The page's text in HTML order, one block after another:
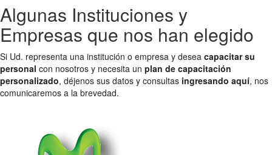
Algunas Instituciones y
Empresas que nos han elegido
Si Ud. representa una institución o empresa y desea capacitar su
personal con nosotros y necesita un plan de capacitación
personalizado, déjenos sus datos y consultas ingresando aquí, nos
comunicaremos a la brevedad.